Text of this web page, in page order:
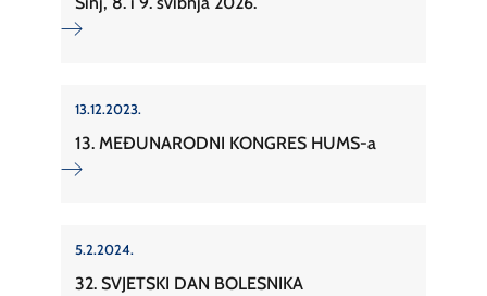
13.12.2023.
13. MEĐUNARODNI KONGRES HUMS-a
5.2.2024.
32. SVJETSKI DAN BOLESNIKA